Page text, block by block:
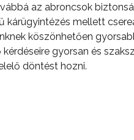
az abroncsok
kárügyintézés mellett
köszönhetően
gyorsan és
döntést hozni.